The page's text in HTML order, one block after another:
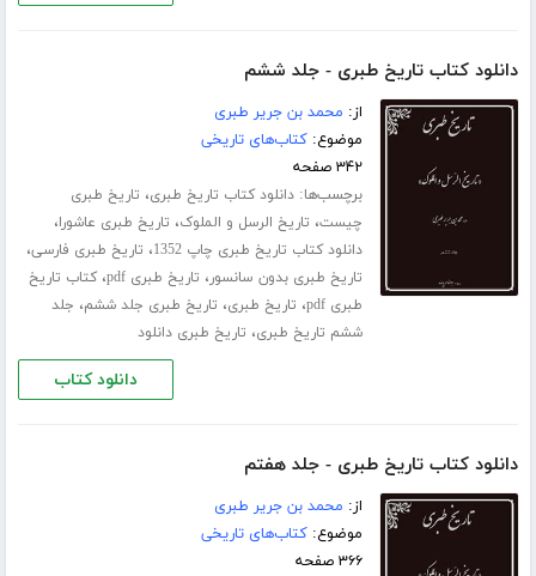
دانلود کتاب تاریخ طبری - جلد ششم
از: محمد بن جریر طبری
موضوع:کتاب‌های تاریخی
۳۴۲ صفحه
برچسب‌ها:دانلود کتاب تاریخ طبری، تاریخ طبری
چیست، تاریخ الرسل و الملوک، تاریخ طبری عاشورا،
دانلود کتاب تاریخ طبری چاپ 1352 ، تاریخ طبری فارسی،
تاریخ طبری بدون سانسور، تاریخ طبری pdf ،کتاب تاریخ
طبری pdf
، تاریخ طبری، تاریخ طبری جلد ششم، جلد
ششم تاریخ طبری، تاریخ طبری دانلود
دانلود کتاب
دانلود کتاب تاریخ طبری - جلد هفتم
از: محمد بن جریر طبری
موضوع:کتاب‌های تاریخی
۳۶۶ صفحه